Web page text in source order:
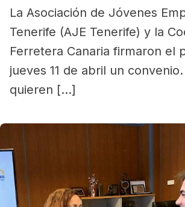
La Asociación de Jóvenes
Tenerife (AJE Tenerife) y la
Ferretera Canaria firmaron el
jueves 11 de abril un
quieren […]